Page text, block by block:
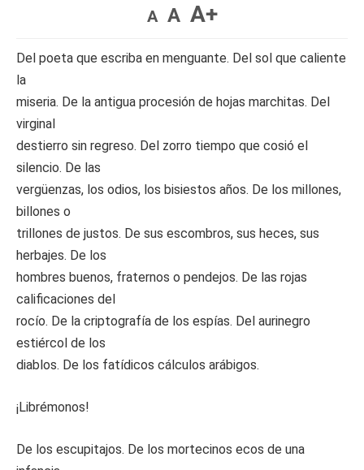
A A A+
Del poeta que escriba en menguante. Del sol que caliente
la
miseria. De la antigua procesión de hojas marchitas. Del
virginal
destierro sin regreso. Del zorro tiempo que cosió el
silencio. De las
vergüenzas, los odios, los bisiestos años. De los millones,
billones o
trillones de justos. De sus escombros, sus heces, sus
herbajes. De los
hombres buenos, fraternos o pendejos. De las rojas
calificaciones del
rocío. De la criptografía de los espías. Del aurinegro
estiércol de los
diablos. De los fatídicos cálculos arábigos.
¡Librémonos!
De los escupitajos. De los mortecinos ecos de una